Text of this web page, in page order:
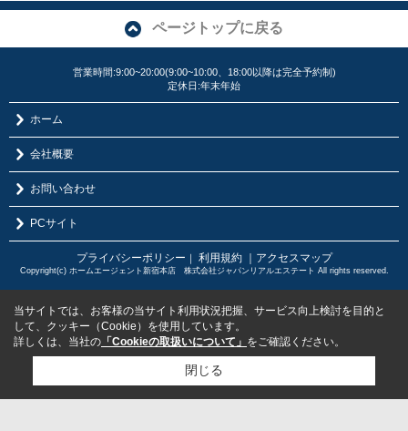
ページトップに戻る
営業時間:9:00~20:00(9:00~10:00、18:00以降は完全予約制)
定休日:年末年始
ホーム
会社概要
お問い合わせ
PCサイト
プライバシーポリシー ｜ 利用規約 ｜アクセスマップ
Copyright(c) ホームエージェント新宿本店 株式会社ジャパンリアルエステート All rights reserved.
当サイトでは、お客様の当サイト利用状況把握、サービス向上検討を目的と
して、クッキー（Cookie）を使用しています。
詳しくは、当社の 「Cookieの取扱いについて」 をご確認ください。
閉じる